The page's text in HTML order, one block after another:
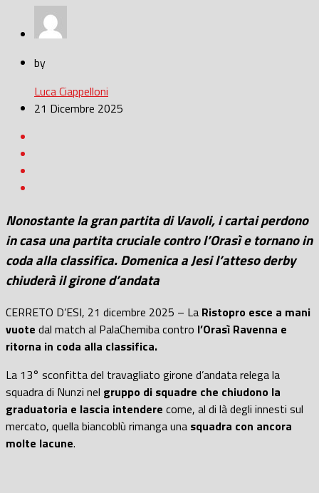
by
Luca Ciappelloni
21 Dicembre 2025
Nonostante la gran partita di Vavoli, i cartai perdono
in casa una partita cruciale contro l’Orasì e tornano in
coda alla classifica. Domenica a Jesi l’atteso derby
chiuderà il girone d’andata
CERRETO D’ESI, 21 dicembre 2025 – La Ristopro esce a mani
vuote dal match al PalaChemiba contro l’Orasì Ravenna e
ritorna in coda alla classifica.
La 13° sconfitta del travagliato girone d’andata relega la
squadra di Nunzi nel gruppo di squadre che chiudono la
graduatoria e lascia intendere come, al di là degli innesti sul
mercato, quella biancoblù rimanga una squadra con ancora
molte lacune.